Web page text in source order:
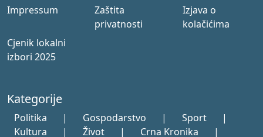
Impressum
Zaštita
privatnosti
Izjava o
kolačićima
Cjenik lokalni
izbori 2025
Kategorije
Politika | Gospodarstvo | Sport
|
Kultura
| Život | Crna Kronika |